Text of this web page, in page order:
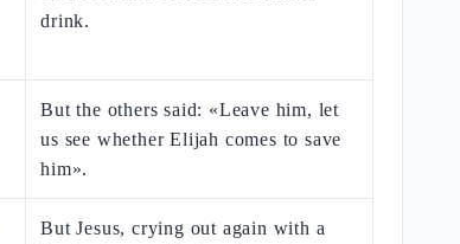
drink.
But the others said: «Leave him, let
us see whether Elijah comes to save
him».
But Jesus, crying out again with a